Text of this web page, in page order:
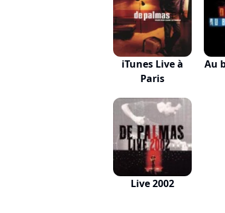
iTunes Live à
Paris
Au
Live 2002